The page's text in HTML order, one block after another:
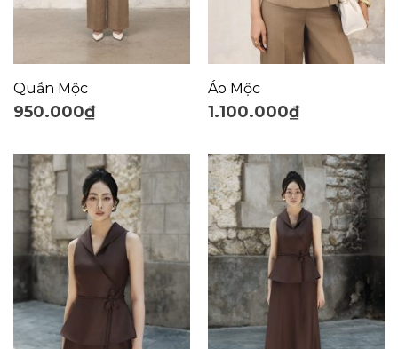
Quần Mộc
950.000₫
Áo Mộc
1.100.000₫